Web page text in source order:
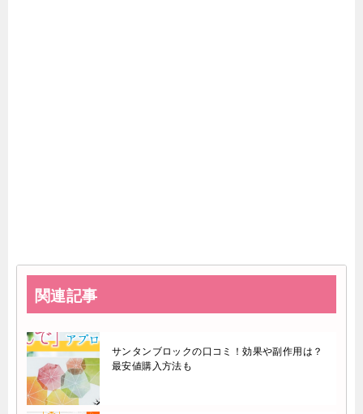
関連記事
サンタンブロックの口コミ！効果や副作用は？
最安値購入方法も